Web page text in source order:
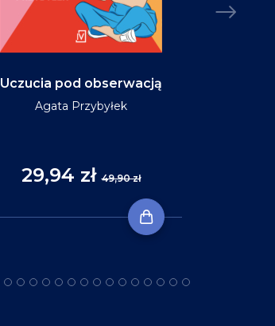
Uczucia pod obserwacją
Agata Przybyłek
29,94 zł49,90 zł